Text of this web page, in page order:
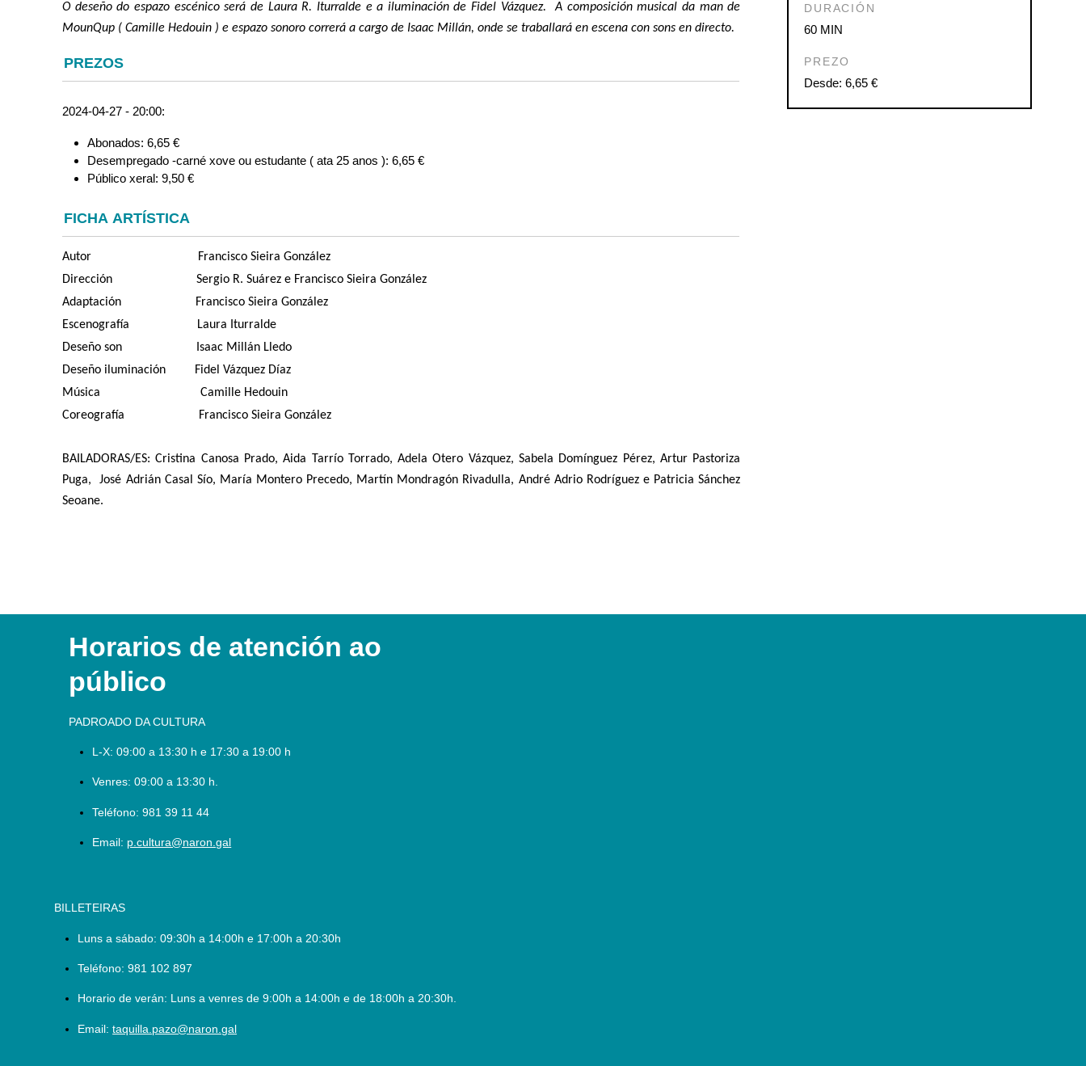
O deseño do espazo escénico será de Laura R. Iturralde e a iluminación de Fidel Vázquez. A composición musical da man de
MounQup ( Camille Hedouin ) e espazo sonoro correrá a cargo de Isaac Millán, onde se traballará en escena con sons en directo.
PREZOS
2024-04-27 - 20:00:
Abonados: 6,65 €
Desempregado -carné xove ou estudante ( ata 25 anos ): 6,65 €
Público xeral: 9,50 €
FICHA ARTÍSTICA
Autor Francisco Sieira González
Dirección Sergio R. Suárez e Francisco Sieira González
Adaptación Francisco Sieira González
Escenografía Laura Iturralde
Deseño son Isaac Millán Lledo
Deseño iluminación
Fidel Vázquez Díaz
Música Camille Hedouin
Coreografía Francisco Sieira González
BAILADORAS/ES: Cristina Canosa Prado, Aida Tarrío Torrado, Adela Otero Vázquez, Sabela Domínguez Pérez, Artur Pastoriza
Puga, José Adrián Casal Sío, María Montero Precedo, Martín Mondragón Rivadulla, André Adrio Rodríguez e Patricia Sánchez
Seoane.
DURACIÓN
60 MIN
PREZO
Desde: 6,65 €
Horarios de atención ao
público
PADROADO DA CULTURA
L-X: 09:00 a 13:30 h e 17:30 a 19:00 h
Venres: 09:00 a 13:30 h.
Teléfono: 981 39 11 44
Email: p.cultura@naron.gal
BILLETEIRAS
Luns a sábado: 09:30h a 14:00h e 17:00h a 20:30h
Teléfono: 981 102 897
Horario de verán: Luns a venres de 9:00h a 14:00h e de 18:00h a 20:30h.
Email: taquilla.pazo@naron.gal